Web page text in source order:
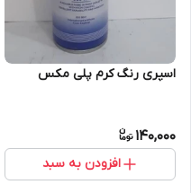
اسپری رنگ کرم پلی مکس
140,000
افزودن به سبد